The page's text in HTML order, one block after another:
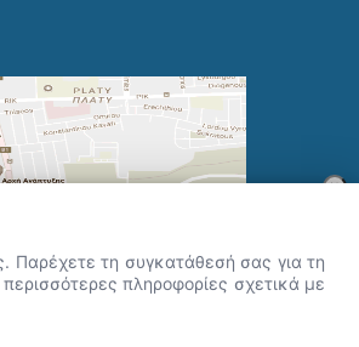
×
σήμερα.
Παρέχετε τη συγκατάθεσή σας για τη
πληροφορίες σχετικά με